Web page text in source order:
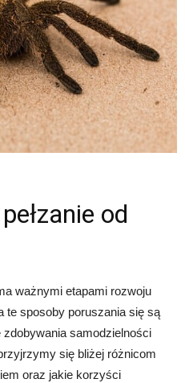
od
ważnymi etapami rozwoju
te sposoby poruszania się są
samodzielności
się bliżej różnicom
oraz jakie korzyści